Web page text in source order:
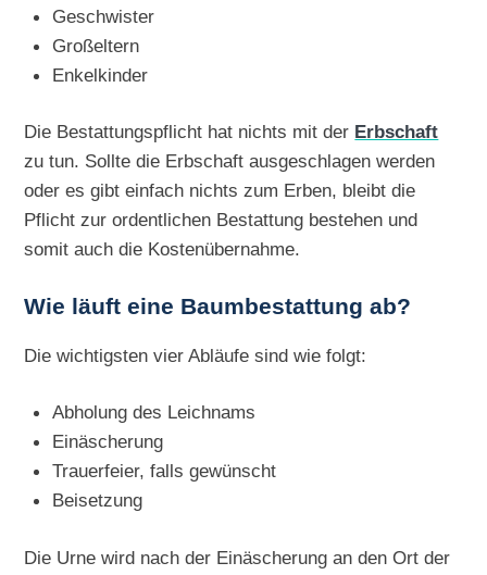
Geschwister
Großeltern
Enkelkinder
Die Bestattungspflicht hat nichts mit der Erbschaft
zu tun. Sollte die Erbschaft ausgeschlagen werden
oder es gibt einfach nichts zum Erben, bleibt die
Pflicht zur ordentlichen Bestattung bestehen und
somit auch die Kostenübernahme.
Wie läuft eine Baumbestattung ab?
Die wichtigsten vier Abläufe sind wie folgt:
Abholung des Leichnams
Einäscherung
Trauerfeier, falls gewünscht
Beisetzung
Die Urne wird nach der Einäscherung an den Ort der